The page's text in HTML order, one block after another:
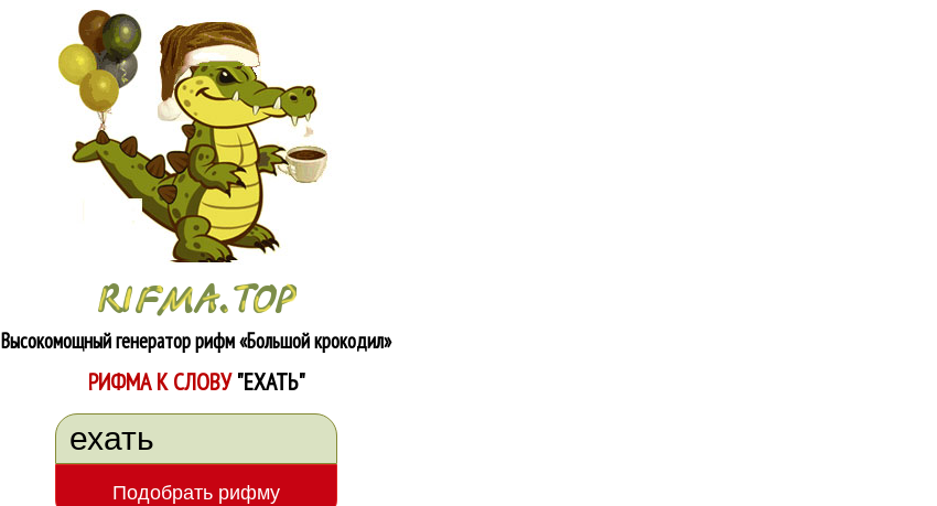
Высокомощный генератор рифм«Большой крокодил»
РИФМА К СЛОВУ"ЕХАТЬ"